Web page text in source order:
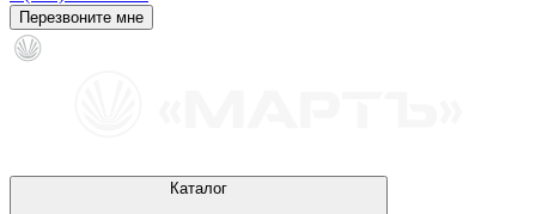
Перезвоните мне
Каталог